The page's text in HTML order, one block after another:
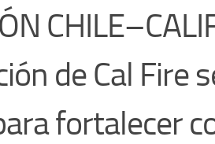
de Cal Fire
fortalecer